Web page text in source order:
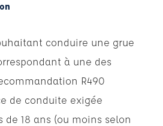
conduire une grue
à une des
R490
de conduite exigée
de 18 ans (ou moins selon